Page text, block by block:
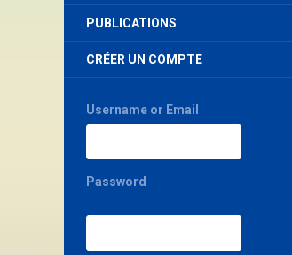
PUBLICATIONS
CRÉER UN COMPTE
Username or Email
Password